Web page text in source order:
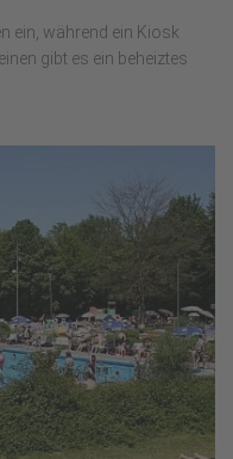
ein, während ein Kiosk
gibt es ein beheiztes